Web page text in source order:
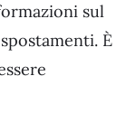
sul
È